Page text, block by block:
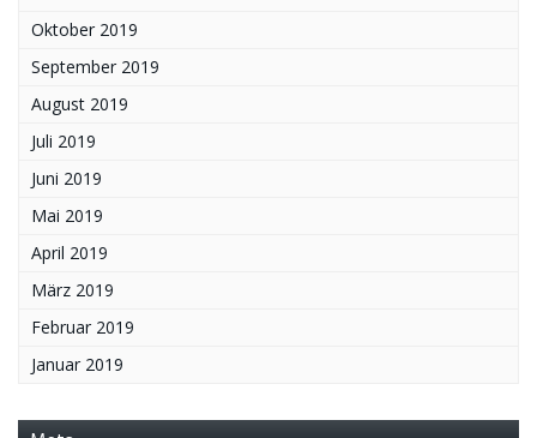
Oktober 2019
September 2019
August 2019
Juli 2019
Juni 2019
Mai 2019
April 2019
März 2019
Februar 2019
Januar 2019